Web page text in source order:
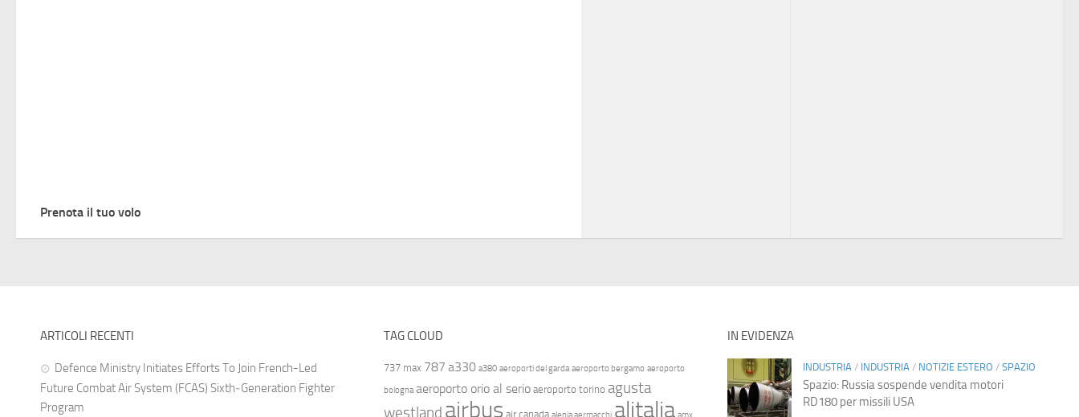
Prenota il tuo volo
ARTICOLI RECENTI
Defence Ministry Initiates Efforts To Join French-Led
Future Combat Air System (FCAS) Sixth‑Generation Fighter
Program
TAG CLOUD
737 max 787 a330 a380 aeroporti del garda aeroporto bergamo aeroporto
bologna aeroporto orio al serio aeroporto torino agusta
westland airbus air canada alenia aermacchi alitalia amx
IN EVIDENZA
INDUSTRIA / INDUSTRIA / NOTIZIE ESTERO / SPAZIO
Spazio: Russia sospende vendita motori
RD180 per missili USA